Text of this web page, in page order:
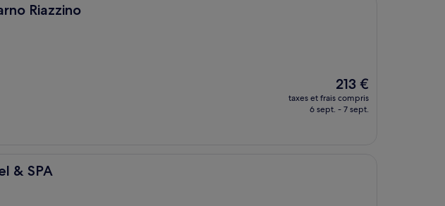
Riazzino
Le
nouveau
prix
213 €
taxes et frais compris
6 sept. - 7 sept.
& SPA